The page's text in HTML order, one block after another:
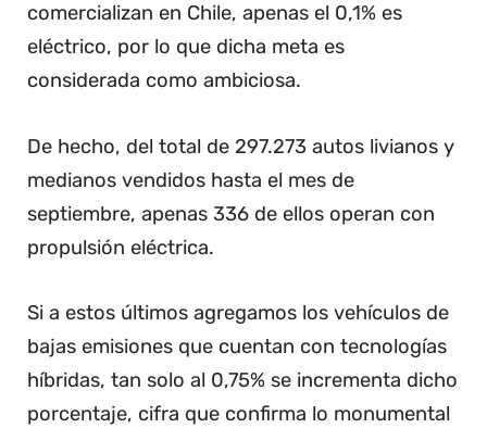
comercializan en Chile, apenas el 0,1% es
eléctrico, por lo que dicha meta es
considerada como ambiciosa.
De hecho, del total de 297.273 autos livianos y
medianos vendidos hasta el mes de
septiembre, apenas 336 de ellos operan con
propulsión eléctrica.
Si a estos últimos agregamos los vehículos de
bajas emisiones que cuentan con tecnologías
híbridas, tan solo al 0,75% se incrementa dicho
porcentaje, cifra que confirma lo monumental